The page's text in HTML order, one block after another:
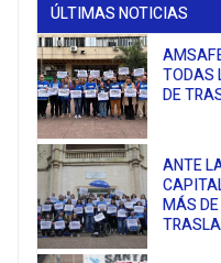
ÚLTIMAS NOTICIAS
TODAS
DE
ANTE
MÁS